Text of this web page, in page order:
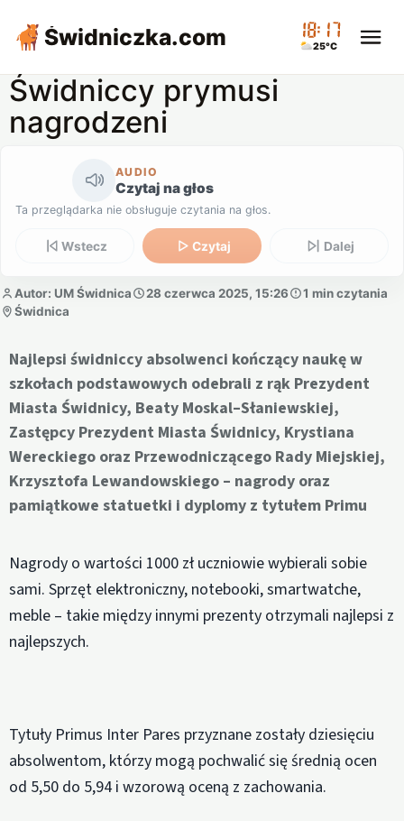
Świdniczka.com 18:17
25°C
Świdniccy prymusi
nagrodzeni
AUDIO
Czytaj na głos
Ta przeglądarka nie obsługuje czytania na głos.
Wstecz Czytaj Dalej
Autor: UM Świdnica 28 czerwca 2025, 15:26
1 min czytania
Świdnica
Najlepsi świdniccy absolwenci kończący naukę w
szkołach podstawowych odebrali z rąk Prezydent
Miasta Świdnicy, Beaty Moskal–Słaniewskiej,
Zastępcy Prezydent Miasta Świdnicy, Krystiana
Wereckiego oraz Przewodniczącego Rady Miejskiej,
Krzysztofa Lewandowskiego – nagrody oraz
pamiątkowe statuetki i dyplomy z tytułem Primu
Nagrody o wartości 1000 zł uczniowie wybierali sobie
sami. Sprzęt elektroniczny, notebooki, smartwatche,
meble – takie między innymi prezenty otrzymali najlepsi z
najlepszych.
Tytuły Primus Inter Pares przyznane zostały dziesięciu
absolwentom, którzy mogą pochwalić się średnią ocen
od 5,50 do 5,94 i wzorową oceną z zachowania.